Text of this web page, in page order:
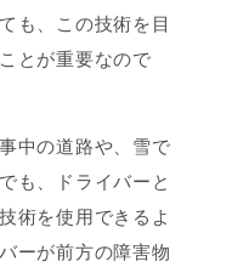
も、この技術を目
とが重要なので
中の道路や、雪で
も、ドライバーと
術を使用できるよ
ーが前方の障害物